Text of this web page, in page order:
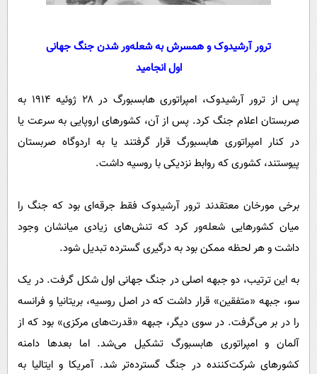
ترور آرشیدوک و همسرش به شعله‌ور شدن جنگ جهانی
اول انجامید
پس از ترور آرشیدوک، امپراتوری هابسبورگ در ۲۸ ژوئیه ۱۹۱۴ به
صربستان اعلام جنگ کرد. پس از آن، کشورهای اروپایی به سرعت یا
در کنار امپراتوری هابسبورگ قرار گرفتند یا به اردوگاه صربستان
پیوستند، کشوری که روابط نزدیکی با روسیه داشت.
برخی مورخان معتقدند ترور آرشیدوک فقط جرقه‌ای بود که جنگ را
میان کشورهایی شعله‌ور کرد که تنش‌های زیادی میانشان وجود
داشت و هر لحظه ممکن بود به درگیری گسترده تبدیل شود.
به این ترتیب، دو جبهه اصلی در جنگ جهانی اول شکل گرفت. در یک
سو، جبهه «متفقین» قرار داشت که در اصل روسیه، بریتانیا و فرانسه
را در بر می‌گرفت. در سوی دیگر، جبهه «قدرت‌های مرکزی» بود که از
آلمان و امپراتوری هابسبورگ تشکیل می‌شد. اما بعدها دامنه
کشورهای شرکت‌کننده در جنگ گسترده‌تر شد. آمریکا و ایتالیا به